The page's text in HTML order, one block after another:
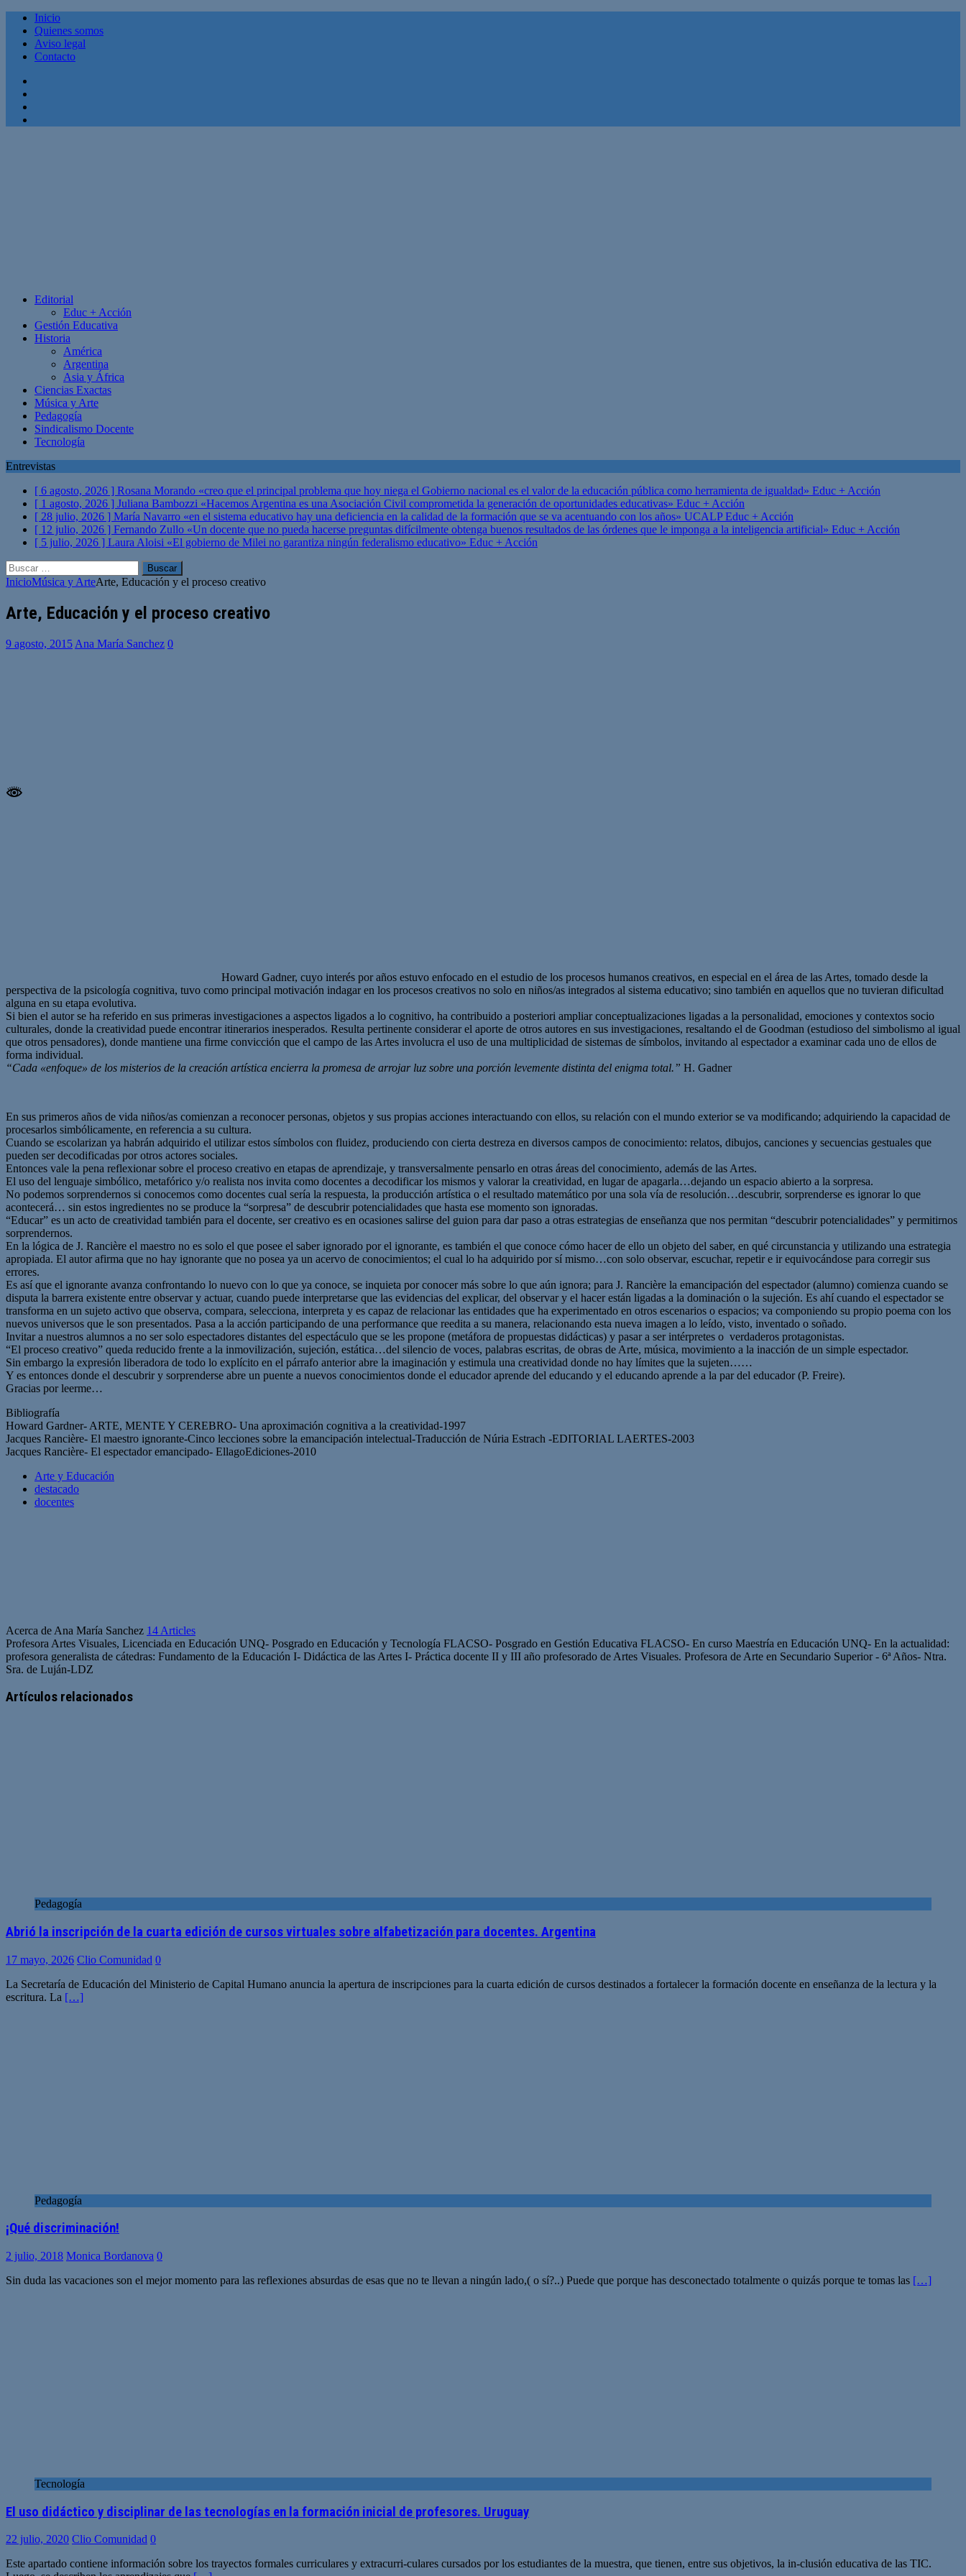
Inicio
Quienes somos
Aviso legal
Contacto
Editorial
Educ + Acción
Gestión Educativa
Historia
América
Argentina
Asia y África
Ciencias Exactas
Música y Arte
Pedagogía
Sindicalismo Docente
Tecnología
Entrevistas
[ 6 agosto, 2026 ] Rosana Morando «creo que el principal problema que hoy niega el Gobierno nacional es el valor de la educación pública como herramienta de igualdad» Educ + Acción
[ 1 agosto, 2026 ] Juliana Bambozzi «Hacemos Argentina es una Asociación Civil comprometida la generación de oportunidades educativas» Educ + Acción
[ 28 julio, 2026 ] María Navarro «en el sistema educativo hay una deficiencia en la calidad de la formación que se va acentuando con los años» UCALPEduc + Acción
[ 12 julio, 2026 ] Fernando Zullo «Un docente que no pueda hacerse preguntas difícilmente obtenga buenos resultados de las órdenes que le imponga a la inteligencia artificial» Educ + Acción
[ 5 julio, 2026 ] Laura Aloisi «El gobierno de Milei no garantiza ningún federalismo educativo» Educ + Acción
Buscar:
InicioMúsica y ArteArte, Educación y el proceso creativo
Arte, Educación y el proceso creativo
9 agosto, 2015 Ana María Sanchez 0
Howard Gadner, cuyo interés por años estuvo enfocado en el estudio de los procesos humanos creativos, en especial en el área de las Artes, tomado desde la
perspectiva de la psicología cognitiva, tuvo como principal motivación indagar en los procesos creativos no solo en niños/as integrados al sistema educativo; sino también en aquellos que no tuvieran dificultad
alguna en su etapa evolutiva.
Si bien el autor se ha referido en sus primeras investigaciones a aspectos ligados a lo cognitivo, ha contribuido a posteriori ampliar conceptualizaciones ligadas a la personalidad, emociones y contextos socio
culturales, donde la creatividad puede encontrar itinerarios inesperados. Resulta pertinente considerar el aporte de otros autores en sus investigaciones, resaltando el de Goodman (estudioso del simbolismo al igual
que otros pensadores), donde mantiene una firme convicción que el campo de las Artes involucra el uso de una multiplicidad de sistemas de símbolos, invitando al espectador a examinar cada uno de ellos de
forma individual.
“Cada «enfoque» de los misterios de la creación artística encierra la promesa de arrojar luz sobre una porción levemente distinta del enigma total.” H. Gadner
En sus primeros años de vida niños/as comienzan a reconocer personas, objetos y sus propias acciones interactuando con ellos, su relación con el mundo exterior se va modificando; adquiriendo la capacidad de
procesarlos simbólicamente, en referencia a su cultura.
Cuando se escolarizan ya habrán adquirido el utilizar estos símbolos con fluidez, produciendo con cierta destreza en diversos campos de conocimiento: relatos, dibujos, canciones y secuencias gestuales que
pueden ser decodificadas por otros actores sociales.
Entonces vale la pena reflexionar sobre el proceso creativo en etapas de aprendizaje, y transversalmente pensarlo en otras áreas del conocimiento, además de las Artes.
El uso del lenguaje simbólico, metafórico y/o realista nos invita como docentes a decodificar los mismos y valorar la creatividad, en lugar de apagarla…dejando un espacio abierto a la sorpresa.
No podemos sorprendernos si conocemos como docentes cual sería la respuesta, la producción artística o el resultado matemático por una sola vía de resolución…descubrir, sorprenderse es ignorar lo que
acontecerá… sin estos ingredientes no se produce la “sorpresa” de descubrir potencialidades que hasta ese momento son ignoradas.
“Educar” es un acto de creatividad también para el docente, ser creativo es en ocasiones salirse del guion para dar paso a otras estrategias de enseñanza que nos permitan “descubrir potencialidades” y permitirnos
sorprendernos.
En la lógica de J. Rancière el maestro no es solo el que posee el saber ignorado por el ignorante, es también el que conoce cómo hacer de ello un objeto del saber, en qué circunstancia y utilizando una estrategia
apropiada. El autor afirma que no hay ignorante que no posea ya un acervo de conocimientos; el cual lo ha adquirido por sí mismo…con solo observar, escuchar, repetir e ir equivocándose para corregir sus
errores.
Es así que el ignorante avanza confrontando lo nuevo con lo que ya conoce, se inquieta por conocer más sobre lo que aún ignora; para J. Rancière la emancipación del espectador (alumno) comienza cuando se
disputa la barrera existente entre observar y actuar, cuando puede interpretarse que las evidencias del explicar, del observar y el hacer están ligadas a la dominación o la sujeción. Es ahí cuando el espectador se
transforma en un sujeto activo que observa, compara, selecciona, interpreta y es capaz de relacionar las entidades que ha experimentado en otros escenarios o espacios; va componiendo su propio poema con los
nuevos universos que le son presentados. Pasa a la acción participando de una performance que reedita a su manera, relacionando esta nueva imagen a lo leído, visto, inventado o soñado.
Invitar a nuestros alumnos a no ser solo espectadores distantes del espectáculo que se les propone (metáfora de propuestas didácticas) y pasar a ser intérpretes o verdaderos protagonistas.
“El proceso creativo” queda reducido frente a la inmovilización, sujeción, estática…del silencio de voces, palabras escritas, de obras de Arte, música, movimiento a la inacción de un simple espectador.
Sin embargo la expresión liberadora de todo lo explícito en el párrafo anterior abre la imaginación y estimula una creatividad donde no hay límites que la sujeten……
Y es entonces donde el descubrir y sorprenderse abre un puente a nuevos conocimientos donde el educador aprende del educando y el educando aprende a la par del educador (P. Freire).
Gracias por leerme…
Bibliografía
Howard Gardner- ARTE, MENTE Y CEREBRO- Una aproximación cognitiva a la creatividad-1997
Jacques Rancière- El maestro ignorante-Cinco lecciones sobre la emancipación intelectual-Traducción de Núria Estrach -EDITORIAL LAERTES-2003
Jacques Rancière- El espectador emancipado- EllagoEdiciones-2010
Arte y Educación
destacado
docentes
Acerca de Ana María Sanchez 14 Articles
Profesora Artes Visuales, Licenciada en Educación UNQ- Posgrado en Educación y Tecnología FLACSO- Posgrado en Gestión Educativa FLACSO- En curso Maestría en Educación UNQ- En la actualidad:
profesora generalista de cátedras: Fundamento de la Educación I- Didáctica de las Artes I- Práctica docente II y III año profesorado de Artes Visuales. Profesora de Arte en Secundario Superior - 6ª Años- Ntra.
Sra. de Luján-LDZ
web
Artículos relacionados
Pedagogía
Abrió la inscripción de la cuarta edición de cursos virtuales sobre alfabetización para docentes. Argentina
17 mayo, 2026 Clio Comunidad 0
La Secretaría de Educación del Ministerio de Capital Humano anuncia la apertura de inscripciones para la cuarta edición de cursos destinados a fortalecer la formación docente en enseñanza de la lectura y la
escritura. La […]
Pedagogía
¡Qué discriminación!
2 julio, 2018 Monica Bordanova 0
Sin duda las vacaciones son el mejor momento para las reflexiones absurdas de esas que no te llevan a ningún lado,( o sí?..) Puede que porque has desconectado totalmente o quizás porque te tomas las […]
Tecnología
El uso didáctico y disciplinar de las tecnologías en la formación inicial de profesores. Uruguay
22 julio, 2020 Clio Comunidad 0
Este apartado contiene información sobre los trayectos formales curriculares y extracurri-culares cursados por los estudiantes de la muestra, que tienen, entre sus objetivos, la in-clusión educativa de las TIC.